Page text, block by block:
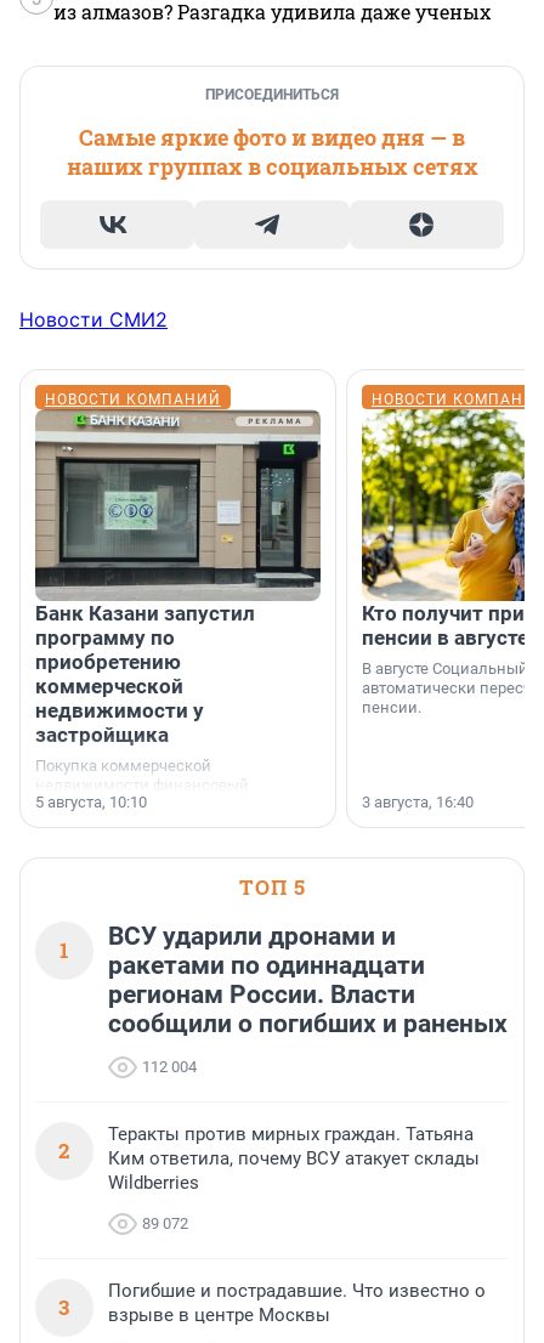
из алмазов? Разгадка удивила даже ученых
ПРИСОЕДИНИТЬСЯ
Самые яркие фото и видео дня — в
наших группах в социальных сетях
Новости СМИ2
НОВОСТИ КОМПАНИЙ
Банк Казани запустил
программу по
приобретению
коммерческой
недвижимости у
застройщика
Покупка коммерческой
недвижимости финансовый
инструмент, доступный для многих
предпринимателей. Будь то новый
или готовый арендный бизнес —
успех сделки зависит от правильного
5 августа, 10:10
НОВОСТИ
Кто получит
пенсии в августе
В августе Социальный
автоматически
пенсии.
3 августа, 16:40
ТОП 5
1
ВСУ ударили дронами и
ракетами по одиннадцати
регионам России. Власти
сообщили о погибших и раненых
112 004
2
Теракты против мирных граждан. Татьяна
Ким ответила, почему ВСУ атакует склады
Wildberries
89 072
3
Погибшие и пострадавшие. Что известно о
взрыве в центре Москвы